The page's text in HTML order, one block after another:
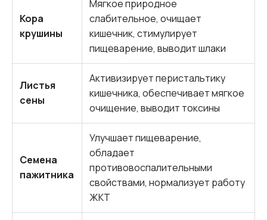
Кора
крушины
Мягкое природное
слабительное, очищает
кишечник, стимулирует
пищеварение, выводит шлаки
Листья
сены
Активизирует перистальтику
кишечника, обеспечивает мягкое
очищение, выводит токсины
Семена
пажитника
Улучшает пищеварение,
обладает
противовоспалительными
свойствами, нормализует работу
ЖКТ